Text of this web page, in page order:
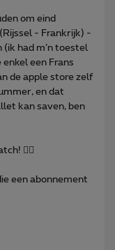
om eind
- Frankrijk) -
had m’n toestel
een Frans
de apple store zelf
en dat
kan saven, ben
👍🏼
een abonnement